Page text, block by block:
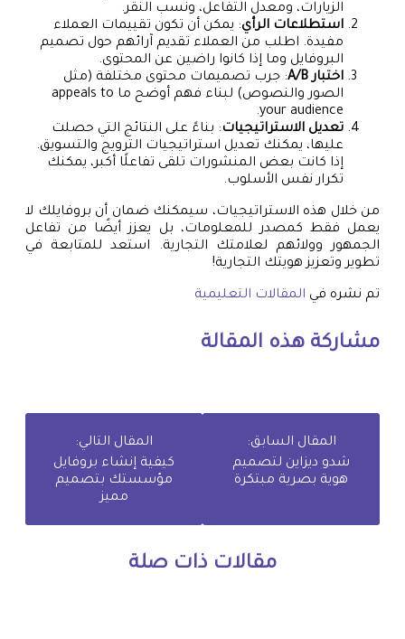
الزيارات، ومعدل التفاعل، ونسب النقر.
استطلاعات الرأي: يمكن أن تكون تقييمات العملاء
مفيدة. اطلب من العملاء تقديم آرائهم حول تصميم
البروفايل وما إذا كانوا راضين عن المحتوى.
اختبار A/B
: جرب تصميمات محتوى مختلفة (مثل
الصور والنصوص) لبناء فهم أوضح ما appeals to
your audience.
تعديل الاستراتيجيات: بناءً على النتائج التي حصلت
عليها، يمكنك تعديل استراتيجيات الترويج والتسويق.
إذا كانت بعض المنشورات تلقى تفاعلًا أكبر، يمكنك
تكرار نفس الأسلوب.
من خلال هذه الاستراتيجيات، سيمكنك ضمان أن بروفايلك لا
يعمل فقط كمصدر للمعلومات، بل يعزز أيضًا من تفاعل
الجمهور وولائهم لعلامتك التجارية. استعد للمتابعة في
تطوير وتعزيز هويتك التجارية!
تم نشره في المقالات التعليمية
مشاركة هذه المقالة
المقال السابق:
شدو ديزاين لتصميم
هوية بصرية مبتكرة
المقال التالي:
كيفية إنشاء بروفايل
مؤسستك بتصميم
مميز
مقالات ذات صلة